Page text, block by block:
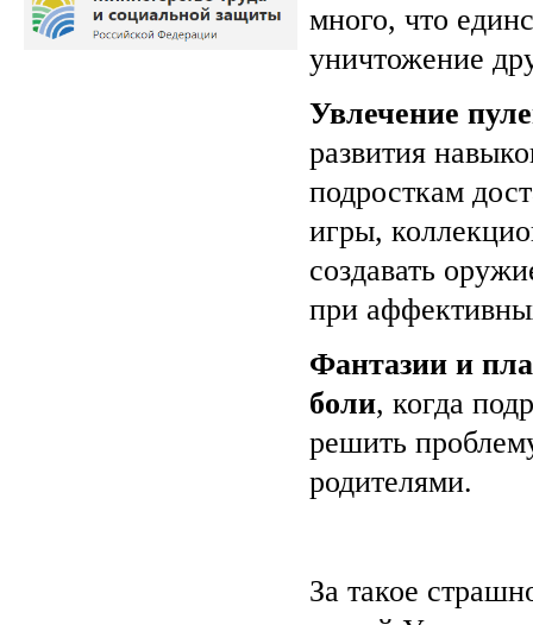
много, что
уничтожение
Увлечение
развития
подросткам
игры,
создавать
при
Фантазии и
боли, когда
решить
родителями.
За такое